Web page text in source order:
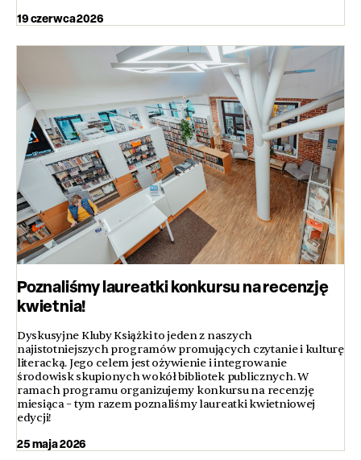
19 czerwca 2026
Poznaliśmy laureatki konkursu na recenzję
kwietnia!
Dyskusyjne Kluby Książki to jeden z naszych
najistotniejszych programów promujących czytanie i kulturę
literacką. Jego celem jest ożywienie i integrowanie
środowisk skupionych wokół bibliotek publicznych. W
ramach programu organizujemy konkursu na recenzję
miesiąca – tym razem poznaliśmy laureatki kwietniowej
edycji!
25 maja 2026